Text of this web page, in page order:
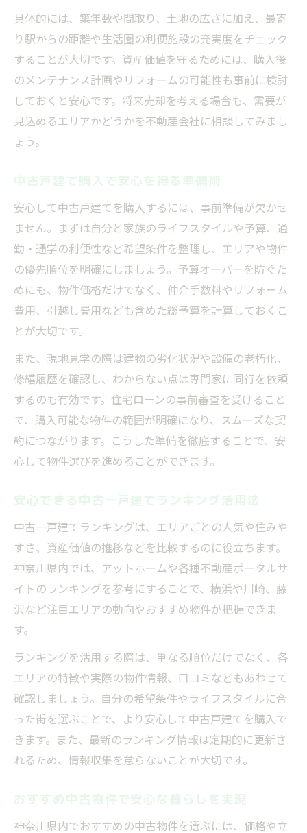
中古戸建て購入なら安心な地域を重視しよう
安心できる地域で中古戸建てを探す理由
安心な街選びが中古戸建て購入の決め手
中古住宅ランキングに見る安心エリア傾向
おすすめ地域で安心した暮らしを実現
安心を優先した中古一戸建ての地域選定
具体的には、築年数や間取り、土地の広さに加え、最寄
り駅からの距離や生活圏の利便施設の充実度をチェック
することが大切です。資産価値を守るためには、購入後
のメンテナンス計画やリフォームの可能性も事前に検討
しておくと安心です。将来売却を考える場合も、需要が
見込めるエリアかどうかを不動産会社に相談してみまし
ょう。
中古戸建て購入で安心を得る準備術
安心して中古戸建てを購入するには、事前準備が欠かせ
ません。まずは自分と家族のライフスタイルや予算、通
勤・通学の利便性など希望条件を整理し、エリアや物件
の優先順位を明確にしましょう。予算オーバーを防ぐた
めにも、物件価格だけでなく、仲介手数料やリフォーム
費用、引越し費用なども含めた総予算を計算しておくこ
とが大切です。
また、現地見学の際は建物の劣化状況や設備の老朽化、
修繕履歴を確認し、わからない点は専門家に同行を依頼
するのも有効です。住宅ローンの事前審査を受けること
で、購入可能な物件の範囲が明確になり、スムーズな契
約につながります。こうした準備を徹底することで、安
心して物件選びを進めることができます。
安心できる中古一戸建てランキング活用法
中古一戸建てランキングは、エリアごとの人気や住みや
すさ、資産価値の推移などを比較するのに役立ちます。
神奈川県内では、アットホームや各種不動産ポータルサ
イトのランキングを参考にすることで、横浜や川崎、藤
沢など注目エリアの動向やおすすめ物件が把握できま
す。
ランキングを活用する際は、単なる順位だけでなく、各
エリアの特徴や実際の物件情報、口コミなどもあわせて
確認しましょう。自分の希望条件やライフスタイルに合
った街を選ぶことで、より安心して中古戸建てを購入で
きます。また、最新のランキング情報は定期的に更新さ
れるため、情報収集を怠らないことが大切です。
おすすめ中古物件で安心な暮らしを実現
神奈川県内でおすすめの中古物件を選ぶには、価格や立